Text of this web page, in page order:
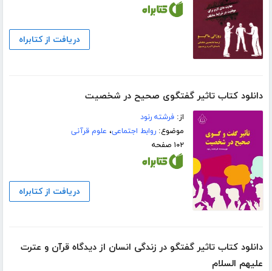
دریافت از کتابراه
دانلود کتاب تاثیر گفتگوی صحیح در شخصیت
از:فرشته رنود
موضوع:روابط اجتماعی، علوم قرآنی
۱۰۲ صفحه
دریافت از کتابراه
دانلود کتاب تاثیر گفتگو در زندگی انسان از دیدگاه قرآن و عترت
علیهم السلام